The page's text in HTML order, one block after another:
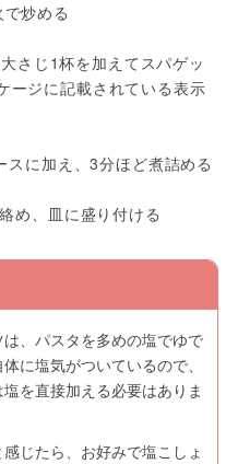
炒める
さじ1杯を加えてスパゲッ
ージに記載されている表示
に加え、3分ほど煮詰める
め、皿に盛り付ける
、パスタを多めの塩でゆで
に塩気がついているので、
を直接加える必要はありま
じたら、お好みで塩こしょ